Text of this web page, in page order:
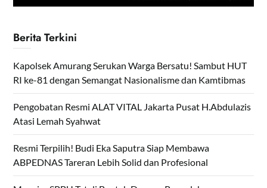
Berita Terkini
Kapolsek Amurang Serukan Warga Bersatu! Sambut HUT
RI ke-81 dengan Semangat Nasionalisme dan Kamtibmas
Pengobatan Resmi ALAT VITAL Jakarta Pusat H.Abdulazis
Atasi Lemah Syahwat
Resmi Terpilih! Budi Eka Saputra Siap Membawa
ABPEDNAS Tareran Lebih Solid dan Profesional